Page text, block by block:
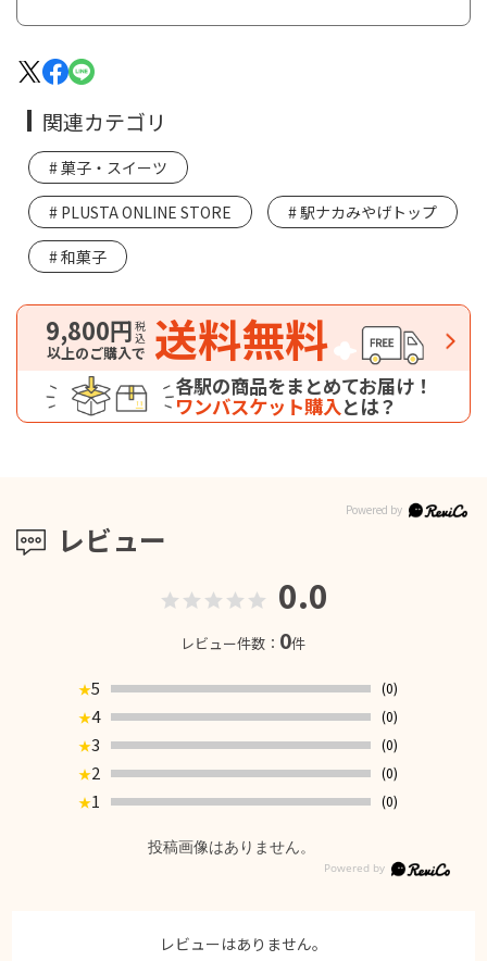
レビュー
0.0
レビュー件数： 0件
★5
(0)
★4
(0)
★3
(0)
★2
(0)
★1 (0)
投稿画像はありません。
レビューはありません。
関連カテゴリ
菓子・スイーツ
PLUSTA ONLINE STORE 駅ナカみやげトップ
和菓子
9,800円税込
以上のご購入で 送料無料
各駅の商品をまとめてお届け！
ワンバスケット購入とは？